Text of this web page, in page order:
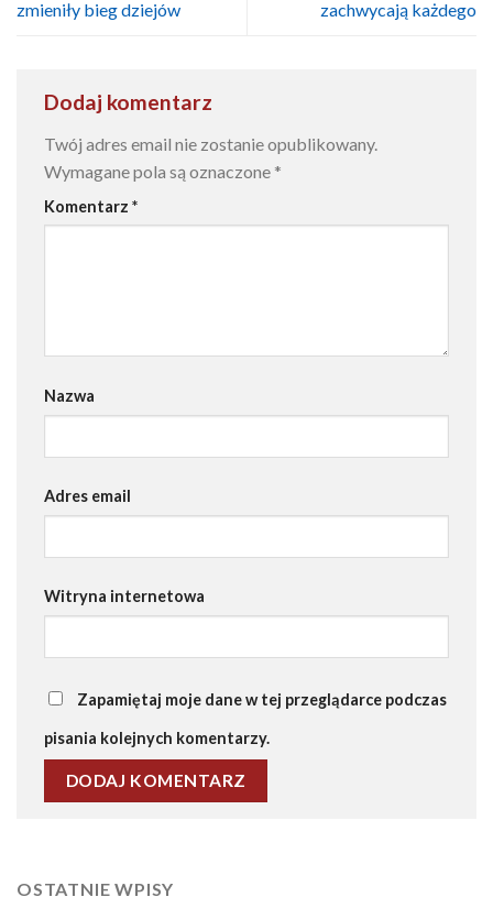
zmieniły bieg dziejów
zachwycają każdego
Dodaj komentarz
Twój adres email nie zostanie opublikowany.
Wymagane pola są oznaczone *
Komentarz *
Nazwa
Adres email
Witryna internetowa
Zapamiętaj moje dane w tej przeglądarce podczas
pisania kolejnych komentarzy.
OSTATNIE WPISY